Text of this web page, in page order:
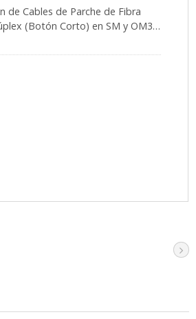
de Cables de Parche de Fibra
(Botón Corto) en SM y OM3,